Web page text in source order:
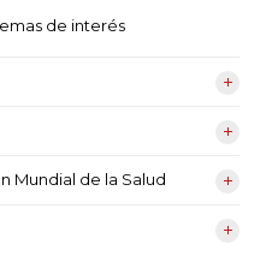
de interés
Mundial de la Salud